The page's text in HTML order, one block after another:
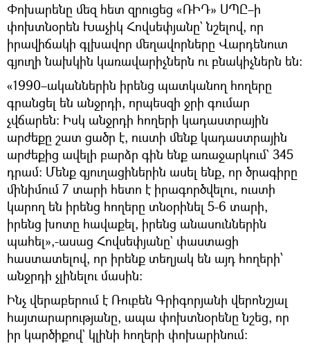
Փոխարենը մեզ հետ զրուցեց «ՌԻԴ» ՍՊԸ–ի
փոխտնօրեն Խաչիկ Հովսեփյանը` նշելով, որ
իրավիճակի գլխավոր մեղավորները Վարդենուտ
գյուղի նախկին կառավարիչներն ու բնակիչներն են։
«1990–ականներին իրենց պատկանող հողերը
գրանցել են անջրդի, որպեսզի ջրի գումար
չվճարեն։ Իսկ անջրդի հողերի կադաստրային
արժեքը շատ ցածր է, ուստի մենք կադաստրային
արժեքից ավելի բարձր գին ենք առաջարկում` 345
դրամ։ Մենք գյուղացիներին ասել ենք, որ ծրագիրը
մինիմում 7 տարի հետո է իրագործվելու, ուստի
կարող են իրենց հողերը տնօրինել 5-6 տարի,
իրենց խոտը հավաքել, իրենց անասուններին
պահել»,-ասաց Հովսեփյանը` փաստացի
հաստատելով, որ իրենք տեղյակ են այդ հողերի՝
անջրդի չլինելու մասին։
Ինչ վերաբերում է Ռուբեն Գրիգորյանի վերոնշյալ
հայտարարությանը, ապա փոխտնօրենը նշեց, որ
իր կարծիքով` կլինի հողերի փոխարինում։